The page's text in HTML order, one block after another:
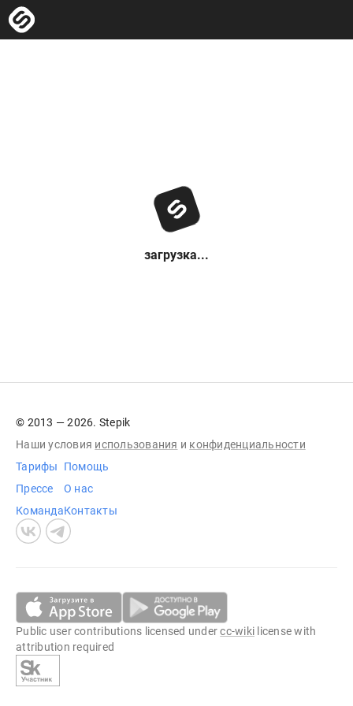
загрузка...
© 2013 — 2026. Stepik
Наши условия использования и конфиденциальности
Тарифы
Прессе
Команда
Помощь
О нас
Контакты
Public user contributions licensed undercc-wiki license with
attribution required